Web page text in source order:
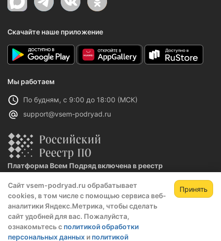
Сайт vsem-podryad.ru обрабатывает
cookies, в том числе с помощью сервиса веб-
аналитики Яндекс.Метрика, чтобы сделать
сайт удобней для вас. Пожалуйста,
ознакомьтесь с политикой обработки
персональных данных и политикой
Принять
Скачайте наше приложение
Мы работаем
По будням, с 9:00 до 18:00 (МСК)
support@vsem-podryad.ru
Платформа Всем Подряд включена в реестр
Реестровая запись №32021 от 06.02.2026
Политика конфиденциальности